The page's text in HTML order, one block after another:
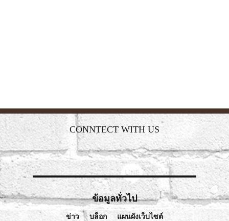
CONNTECT WITH US
ข้อมูลทั่วไป
ข่าว บล็อก แผนผังเว็บไซต์